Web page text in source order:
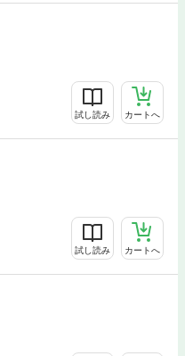
試し読み カートへ
試し読み カートへ